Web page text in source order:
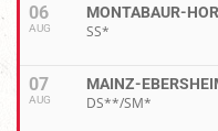
06
AUG
MONTABAUR-
SS*
07
AUG
MAINZ-
DS**/SM*